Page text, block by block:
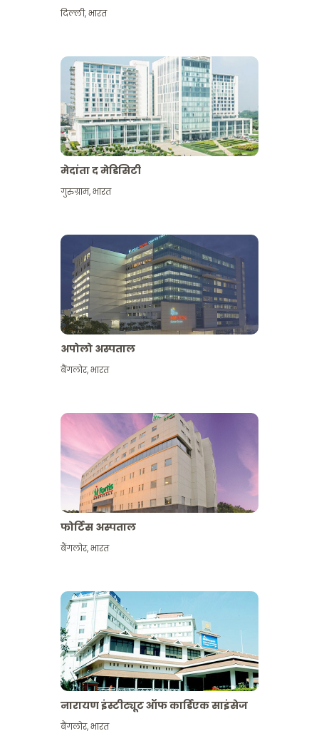
दिल्ली,भारत
मेदांता द मेडिसिटी
गुरुग्राम,भारत
अपोलो अस्पताल
बैंगलोर,भारत
फोर्टिस अस्पताल
बैंगलोर,भारत
नारायण इंस्टीट्यूट ऑफ कार्डिएक साइंसेज
बैंगलोर,भारत